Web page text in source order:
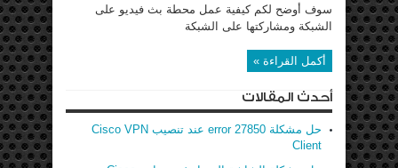
سوف أوضح لكم كيفية عمل محطة بث فيديو على
الشبكة ومشاركتها على الشبكة
أكمل القراءة »
أحدث المقالات
حل مشكلة error 27850 عند تنصيب Cisco VPN
Client